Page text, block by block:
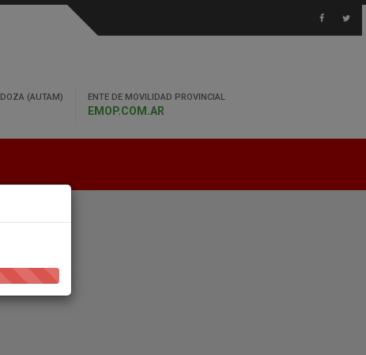
(AUTAM) ENTE DE MOVILIDAD PROVINCIAL
EMOP.COM.AR